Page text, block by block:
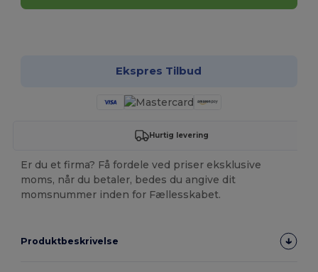
Ekspres Tilbud
Hurtig levering
Er du et firma? Få fordele ved priser eksklusive
moms, når du betaler, bedes du angive dit
momsnummer inden for Fællesskabet.
Produktbeskrivelse